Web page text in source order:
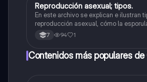
Biologia
Reproducción asexual; tipos.
En este archivo se explican e ilustran
reproducción asexual, cómo la
fragmentación y la partenogénesis.
7 94 1
Contenidos más populares de